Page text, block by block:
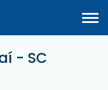
- SC